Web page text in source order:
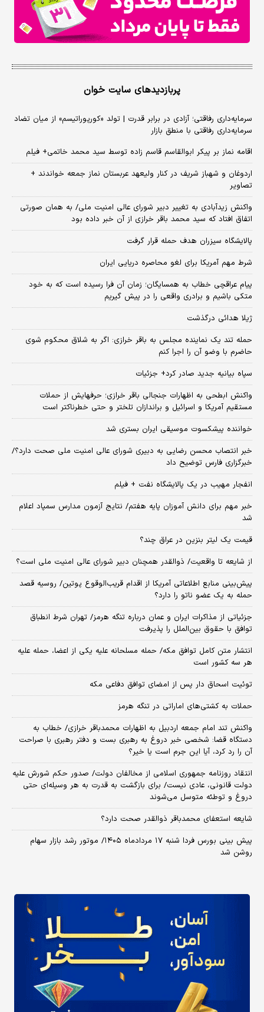
پربازدیدهای سایت خوان
سرمایه‌داری رفاقتی؛ آزادی در برابر قدرت | تولد «کورپوراتیسم» از میان تضاد
سرمایه‌داری رفاقتی با منطق بازار
اقامه نماز بر پیکر ابوالقاسم قاسم زاده توسط سید محمد خاتمی+ فیلم
اردوغان و شهباز شریف در کنار ولیعهد عربستان نماز جمعه خواندند +
تصاویر
واکنش زیدآبادی به تغییر دبیر شورای عالی امنیت ملی/ به همان صورتی
اتفاق افتاد که سید محمد باقر خرازی از آن خبر داده بود
پالایشگاه سیزران هدف حمله قرار گرفت
شرط مهم آمریکا برای لغو محاصره دریایی ایران
پیام عراقچی خطاب به همسایگان؛ زمان آن فرا رسیده است که به خود
متکی باشیم و برادری واقعی را در پیش گیریم
ژیلا هدائی درگذشت
حمله تند یک نماینده مجلس به باقر خرازی: اگر به شلاق محکوم شوی
حاضرم با وضو آن را اجرا کنم
سپاه بیانیه جدید صادر کرد+ جزئیات
واکنش ابطحی به اظهارات جنجالی باقر خرازی؛ حرفهایش از حملات
مستقیم آمریکا و اسرائیل و براندازان تلختر و حتی خطرناکتر است
خواننده پیشکسوت موسیقی ایران بستری شد
خبر انتصاب محسن رضایی به دبیری شورای عالی امنیت ملی صحت دارد؟/
خبرگزاری فارس توضیح داد
انفجار مهیب در یک پالایشگاه نفت + فیلم
خبر مهم برای دانش آموزان پایه هفتم/ نتایج آزمون مدارس سمپاد اعلام
شد
قیمت یک لیتر بنزین در عراق چند؟
از شایعه تا واقعیت/ ذوالقدر همچنان دبیر شورای ‌عالی امنیت ملی است؟
پیش‌بینی منابع اطلاعاتی آمریکا از اقدام قریب‌الوقوع پوتین/ روسیه قصد
حمله به یک عضو ناتو را دارد؟
جزئیاتی از مذاکرات ایران و عمان درباره تنگه هرمز/ تهران شرط انطباق
توافق با حقوق بین‌الملل را پذیرفت
انتشار متن کامل توافق مکه/ حمله مسلحانه علیه یکی از اعضا، حمله علیه
هر سه کشور است
توئیت اسحاق دار پس از امضای توافق دفاعی مکه
حملات به کشتی‌های اماراتی در تنگه هرمز
واکنش تند امام جمعه اردبیل به اظهارات محمدباقر خرازی/ خطاب به
دستگاه قضا: شخصی خبر دروغ به رهبری بست و دفتر رهبری با صراحت
آن را رد کرد، آیا این جرم است یا خیر؟
انتقاد روزنامه جمهوری اسلامی از مخالفان دولت/ صدور حکم شورش علیه
دولت قانونی، عادی نیست/ برای بازگشت به قدرت به هر وسیله‌ای حتی
دروغ و توطئه متوسل می‌شوند
شایعه استعفای محمدباقر ذوالقدر صحت دارد؟
پیش بینی بورس فردا شنبه ۱۷ مردادماه ۱۴۰۵/ موتور رشد بازار سهام
روشن شد